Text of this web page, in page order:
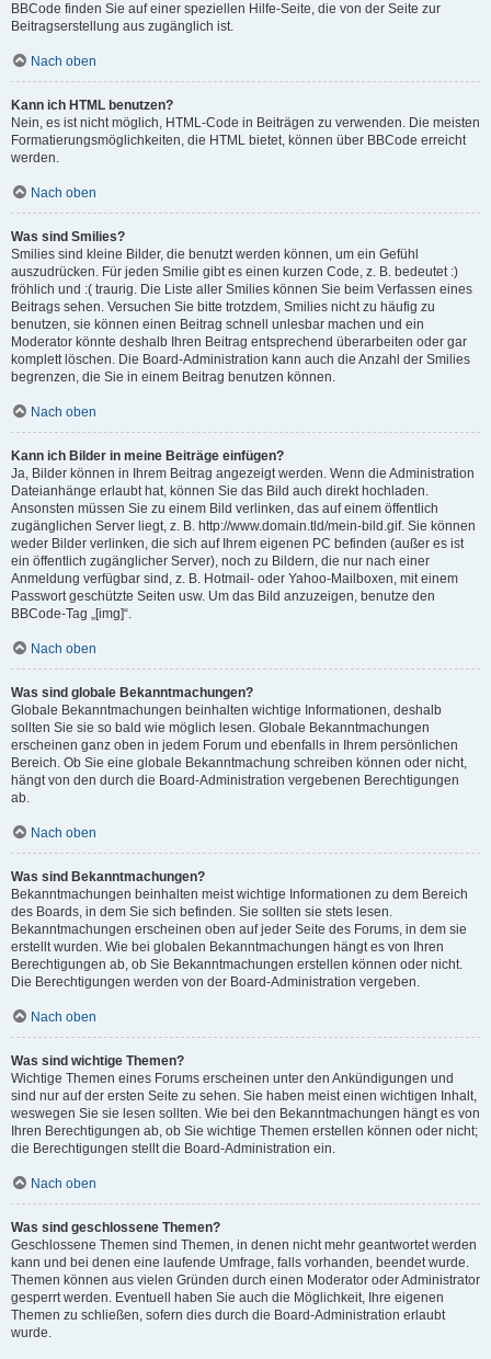
BBCode finden Sie auf einer speziellen Hilfe-Seite, die von der Seite zur
Beitragserstellung aus zugänglich ist.
Nach oben
Kann ich HTML benutzen?
Nein, es ist nicht möglich, HTML-Code in Beiträgen zu verwenden. Die meisten
Formatierungsmöglichkeiten, die HTML bietet, können über BBCode erreicht
werden.
Nach oben
Was sind Smilies?
Smilies sind kleine Bilder, die benutzt werden können, um ein Gefühl
auszudrücken. Für jeden Smilie gibt es einen kurzen Code, z. B. bedeutet :)
fröhlich und :( traurig. Die Liste aller Smilies können Sie beim Verfassen eines
Beitrags sehen. Versuchen Sie bitte trotzdem, Smilies nicht zu häufig zu
benutzen, sie können einen Beitrag schnell unlesbar machen und ein
Moderator könnte deshalb Ihren Beitrag entsprechend überarbeiten oder gar
komplett löschen. Die Board-Administration kann auch die Anzahl der Smilies
begrenzen, die Sie in einem Beitrag benutzen können.
Nach oben
Kann ich Bilder in meine Beiträge einfügen?
Ja, Bilder können in Ihrem Beitrag angezeigt werden. Wenn die Administration
Dateianhänge erlaubt hat, können Sie das Bild auch direkt hochladen.
Ansonsten müssen Sie zu einem Bild verlinken, das auf einem öffentlich
zugänglichen Server liegt, z. B. http://www.domain.tld/mein-bild.gif. Sie können
weder Bilder verlinken, die sich auf Ihrem eigenen PC befinden (außer es ist
ein öffentlich zugänglicher Server), noch zu Bildern, die nur nach einer
Anmeldung verfügbar sind, z. B. Hotmail- oder Yahoo-Mailboxen, mit einem
Passwort geschützte Seiten usw. Um das Bild anzuzeigen, benutze den
BBCode-Tag „[img]“.
Nach oben
Was sind globale Bekanntmachungen?
Globale Bekanntmachungen beinhalten wichtige Informationen, deshalb
sollten Sie sie so bald wie möglich lesen. Globale Bekanntmachungen
erscheinen ganz oben in jedem Forum und ebenfalls in Ihrem persönlichen
Bereich. Ob Sie eine globale Bekanntmachung schreiben können oder nicht,
hängt von den durch die Board-Administration vergebenen Berechtigungen
ab.
Nach oben
Was sind Bekanntmachungen?
Bekanntmachungen beinhalten meist wichtige Informationen zu dem Bereich
des Boards, in dem Sie sich befinden. Sie sollten sie stets lesen.
Bekanntmachungen erscheinen oben auf jeder Seite des Forums, in dem sie
erstellt wurden. Wie bei globalen Bekanntmachungen hängt es von Ihren
Berechtigungen ab, ob Sie Bekanntmachungen erstellen können oder nicht.
Die Berechtigungen werden von der Board-Administration vergeben.
Nach oben
Was sind wichtige Themen?
Wichtige Themen eines Forums erscheinen unter den Ankündigungen und
sind nur auf der ersten Seite zu sehen. Sie haben meist einen wichtigen Inhalt,
weswegen Sie sie lesen sollten. Wie bei den Bekanntmachungen hängt es von
Ihren Berechtigungen ab, ob Sie wichtige Themen erstellen können oder nicht;
die Berechtigungen stellt die Board-Administration ein.
Nach oben
Was sind geschlossene Themen?
Geschlossene Themen sind Themen, in denen nicht mehr geantwortet werden
kann und bei denen eine laufende Umfrage, falls vorhanden, beendet wurde.
Themen können aus vielen Gründen durch einen Moderator oder Administrator
gesperrt werden. Eventuell haben Sie auch die Möglichkeit, Ihre eigenen
Themen zu schließen, sofern dies durch die Board-Administration erlaubt
wurde.